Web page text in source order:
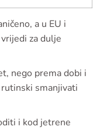
a u EU i
za dulje
nego prema dobi i
smanjivati
i kod jetrene